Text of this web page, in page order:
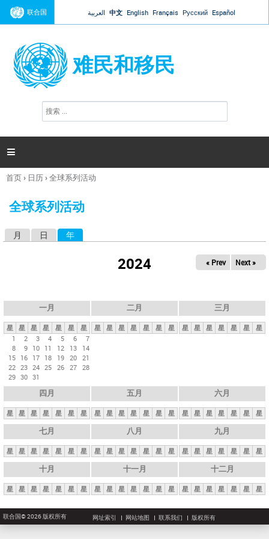
Jump to navigation
联合国 العربية 中文 English Français Русский Español
难民和移民
搜
索

你
这
首页› 日历›全球系列活动
全球系列活动
月 日 年
2024 « Prev Next »
一月
星 星 星 星 星 星
星
1
2 3 4 5 6
7
8
9 10 11 12 13
14
15 16 17 18 19 20 21
22 23 24 25 26 27 28
29 30 31
二月
星 星 星 星 星 星 星
三月
星 星 星 星 星 星 星
四月
星 星 星 星 星 星 星
五月
星 星 星 星 星 星 星
六月
星 星 星 星 星 星 星
七月
星 星 星 星 星 星 星
八月
星 星 星 星 星 星 星
九月
星 星 星 星 星 星 星
十月
星 星 星 星 星 星 星
十一月
星 星 星 星 星 星 星
十二月
星 星 星 星 星 星 星
联合国© 2026 版权所有 网址索引 网站地图 联系我们 版权所有